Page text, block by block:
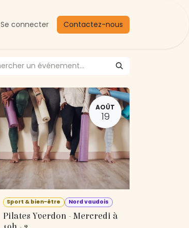
Se connecter Contactez-nous
AOÛT
19
Sport & bien-être Nord vaudois
Pilates Yverdon - Mercredi à